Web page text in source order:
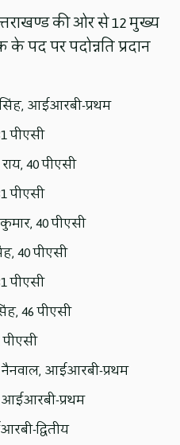
की ओर से 12 मुख्य
पद पर पदोन्नति प्रदान
सिंह, आईआरबी-प्रथम
पीएसी
राय, 40 पीएसी
पीएसी
40 पीएसी
40 पीएसी
पीएसी
46 पीएसी
नैनवाल, आईआरबी-प्रथम
प्रथम
द्वितीय